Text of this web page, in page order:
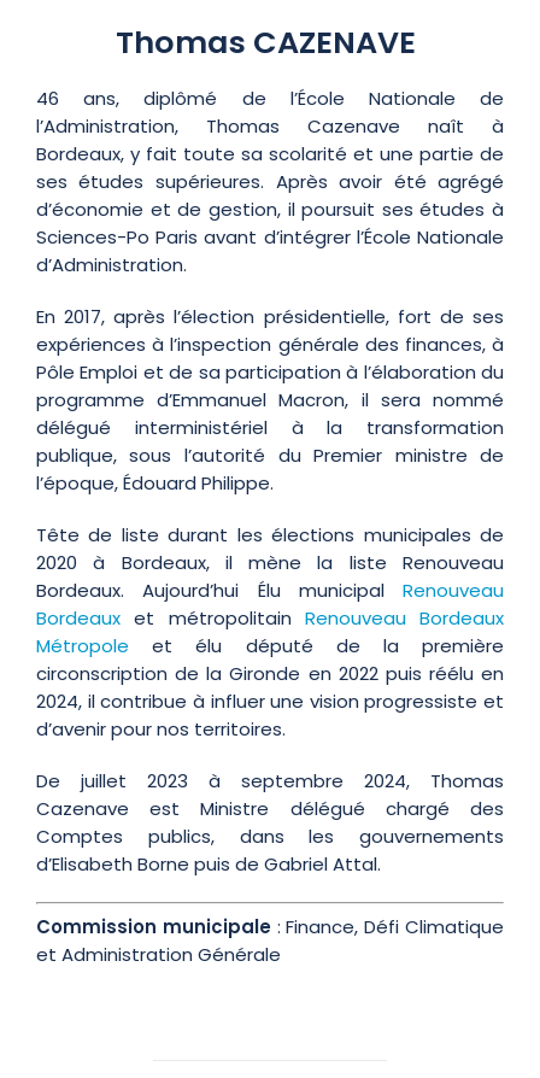
Thomas CAZENAVE
46 ans, diplômé de l’École Nationale de
l’Administration, Thomas Cazenave naît à
Bordeaux, y fait toute sa scolarité et une partie de
ses études supérieures. Après avoir été agrégé
d’économie et de gestion, il poursuit ses études à
Sciences-Po Paris avant d’intégrer l’École Nationale
d’Administration.
En 2017, après l’élection présidentielle, fort de ses
expériences à l’inspection générale des finances, à
Pôle Emploi et de sa participation à l’élaboration du
programme d’Emmanuel Macron, il sera nommé
délégué interministériel à la transformation
publique, sous l’autorité du Premier ministre de
l’époque, Édouard Philippe.
Tête de liste durant les élections municipales de
2020 à Bordeaux, il mène la liste Renouveau
Bordeaux. Aujourd’hui Élu municipalRenouveau
Bordeauxet métropolitain Renouveau Bordeaux
Métropole et élu député de la première
circonscription de la Gironde en 2022 puis réélu en
2024, il contribue à influer une vision progressiste et
d’avenir pour nos territoires.
De juillet 2023 à septembre 2024, Thomas
Cazenave est Ministre délégué chargé des
Comptes publics, dans les gouvernements
d’Elisabeth Borne puis de Gabriel Attal.
Commission municipale: Finance, Défi Climatique
et Administration Générale